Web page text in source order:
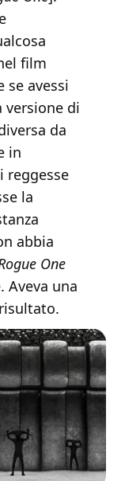
film
se avessi
versione di
da
in
reggesse
la
abbia
One
Aveva una